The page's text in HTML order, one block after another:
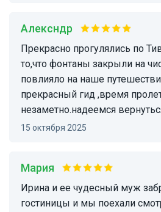
алексндр
Прекрасно прогулялись по Тиволи.... несмотря на
то,что фонтаны закрыли на
повлияло на наше
прекрасный гид ,время
незаметно.надеемся
15 октября 2025
Мария
Ирина и ее чудесный муж забрали меня из
гостиницы и мы поехали